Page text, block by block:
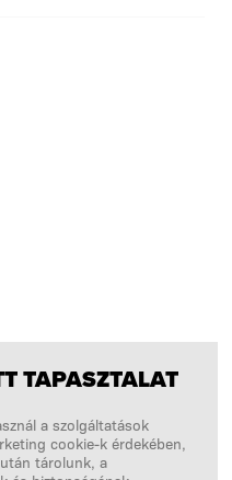
SFD S. A.
TAPASZTALAT
a szolgáltatások
cookie-k érdekében,
tárolunk, a